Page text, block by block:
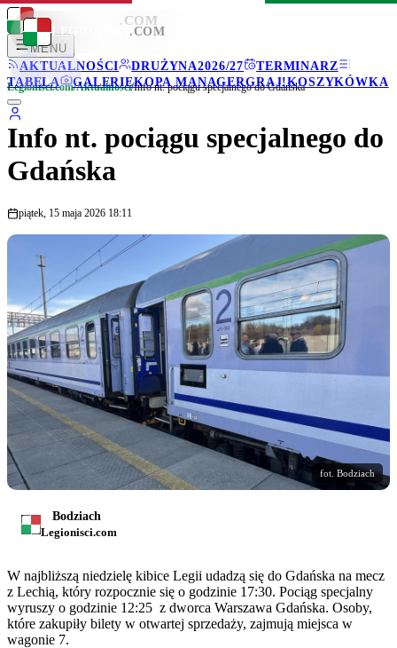
LEGIONISCI .COM
MENU
AKTUALNOŚCI
DRUŻYNA2026/27
TERMINARZ
TABELA
GALERIEKOPA MANAGERGRAJ!KOSZYKÓWKA
LEGIONISCI .COM
Legionisci.com/Aktualności/Info nt. pociągu specjalnego do Gdańska
Info nt. pociągu specjalnego do
Gdańska
piątek, 15 maja 2026 18:11
fot. Bodziach
Bodziach
Legionisci.com
W najbliższą niedzielę kibice Legii udadzą się do Gdańska na mecz
z Lechią, który rozpocznie się o godzinie 17:30. Pociąg specjalny
wyruszy o godzinie 12:25 z dworca Warszawa Gdańska. Osoby,
które zakupiły bilety w otwartej sprzedaży, zajmują miejsca w
wagonie 7.